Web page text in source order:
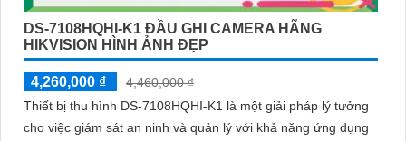
DS-7108HQHI-K1 ĐẦU GHI CAMERA HÃNG
HIKVISION HÌNH ẢNH ĐẸP
4,260,000 ₫
4,460,000 ₫
Thiết bị thu hình DS-7108HQHI-K1 là một giải pháp lý tưởng
cho việc giám sát an ninh và quản lý với khả năng ứng dụng